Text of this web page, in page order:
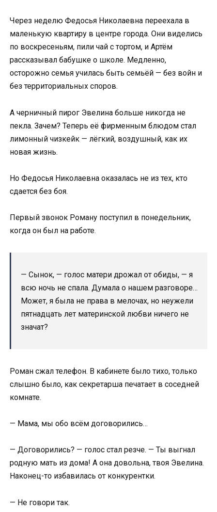
Через неделю Федосья Николаевна переехала в
маленькую квартиру в центре города. Они виделись
по воскресеньям, пили чай с тортом, и Артём
рассказывал бабушке о школе. Медленно,
осторожно семья училась быть семьёй — без войн и
без территориальных споров.
А черничный пирог Эвелина больше никогда не
пекла. Зачем? Теперь её фирменным блюдом стал
лимонный чизкейк — лёгкий, воздушный, как их
новая жизнь.
Но Федосья Николаевна оказалась не из тех, кто
сдается без боя.
Первый звонок Роману поступил в понедельник,
когда он был на работе.
— Сынок, — голос матери дрожал от обиды, — я
всю ночь не спала. Думала о нашем разговоре…
Может, я была не права в мелочах, но неужели
пятнадцать лет материнской любви ничего не
значат?
Роман сжал телефон. В кабинете было тихо, только
слышно было, как секретарша печатает в соседней
комнате.
— Мама, мы обо всём договорились…
— Договорились? — голос стал резче. — Ты выгнал
родную мать из дома! А она довольна, твоя Эвелина.
Наконец-то избавилась от конкурентки.
— Не говори так.